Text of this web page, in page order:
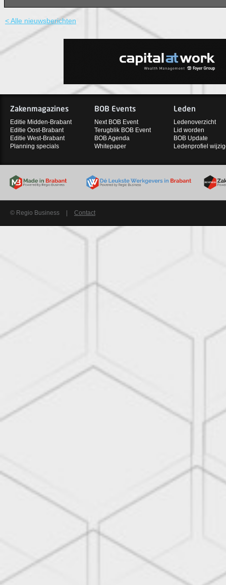
< Alle nieuwsberichten
Zakenmagazines
Editie Midden-Brabant
Editie Oost-Brabant
Editie West-Brabant
Planning specials
BOB Events
Next BOB Event
Terugblik BOB Event
BOB Agenda
Whitepaper
Leden
Ledenoverzicht
Lid worden
BOB Update
Ledenprofiel
© Regio Business Contact